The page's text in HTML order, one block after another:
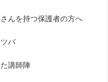
んを持つ保護者の方へ
バ
講師陣